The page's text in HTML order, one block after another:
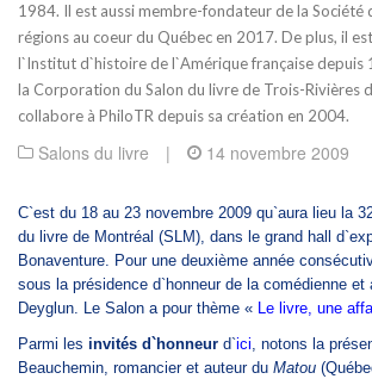
1984. Il est aussi membre-fondateur de la Société
régions au coeur du Québec en 2017. De plus, il
l`Institut d`histoire de l`Amérique française depuis
la Corporation du Salon du livre de Trois-Rivières
collabore à PhiloTR depuis sa création en 2004.
Salons du livre | 14 novembre 2009
C`est du 18 au 23 novembre 2009 qu`aura lieu la
du livre de Montréal (SLM), dans le grand hall
Bonaventure. Pour une deuxième année
sous la présidence d`honneur de la comédienne et
Deyglun. Le Salon a pour thème « Le livre, une
Parmi les invités d`honneur d`ici, notons la
Beauchemin, romancier et auteur du Matou